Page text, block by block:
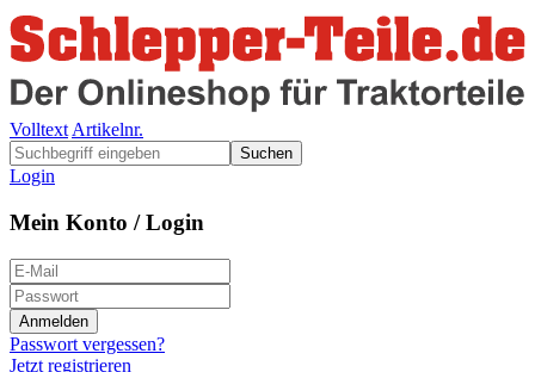
Volltext Artikelnr.
Suchen
Login
Mein Konto / Login
Passwort vergessen?
Jetzt registrieren